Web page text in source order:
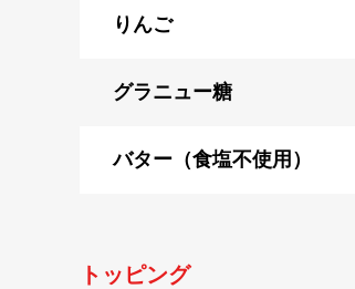
りんご
グラニュー糖
バター（食塩不使用）
トッピング